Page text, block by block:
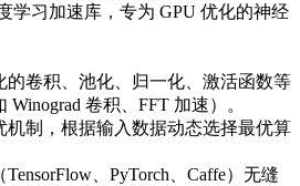
学习加速库​​，专为 GPU 优化的神经
的卷积、池化、归一化、激活函数等
Winograd 卷积、FFT 加速）。
机制，根据输入数据动态选择最优算
、PyTorch、Caffe）无缝